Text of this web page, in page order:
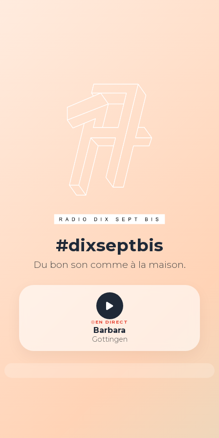
#dixseptbis
Du bon son comme à la maison.
EN DIRECT
Barbara
Gottingen